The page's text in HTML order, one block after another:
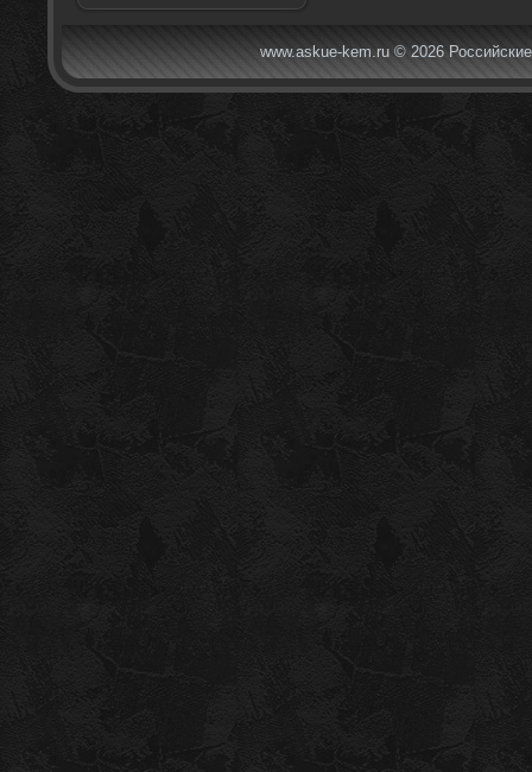
www.askue-kem.ru © 2026